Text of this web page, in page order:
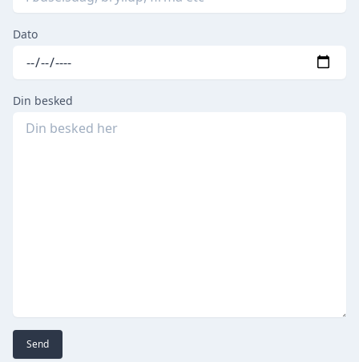
Dato
Din besked